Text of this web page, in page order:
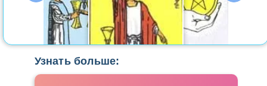
Узнать больше: